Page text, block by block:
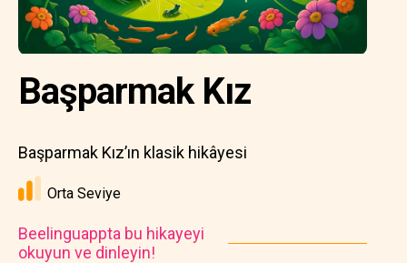
Başparmak Kız
Başparmak Kız’ın klasik hikâyesi
Orta Seviye
Beelinguappta bu hikayeyi
okuyun ve dinleyin!